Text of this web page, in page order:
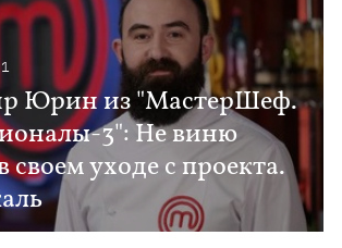
Юрин из "МастерШеф.
3": Не виню
уходе с проекта.